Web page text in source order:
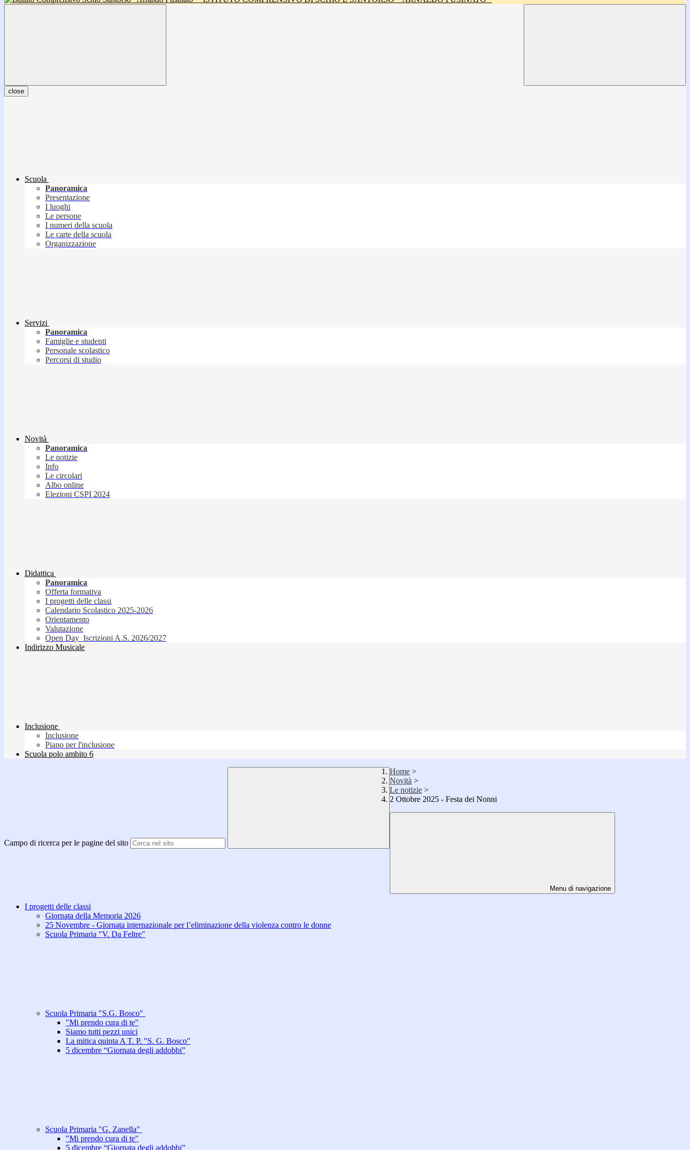
close
Scuola
Panoramica
Presentazione
I luoghi
Le persone
I numeri della scuola
Le carte della scuola
Organizzazione
Servizi
Panoramica
Famiglie e studenti
Personale scolastico
Percorsi di studio
Novità
Panoramica
Le notizie
Info
Le circolari
Albo online
Elezioni CSPI 2024
Didattica
Panoramica
Offerta formativa
I progetti delle classi
Calendario Scolastico 2025-2026
Orientamento
Valutazione
Open Day_Iscrizioni A.S. 2026/2027
Indirizzo Musicale
Inclusione
Inclusione
Piano per l'inclusione
Scuola polo ambito 6
Campo di ricerca per le pagine del sito
Home >
Novità >
Le notizie >
2 Ottobre 2025 - Festa dei Nonni
Menu di navigazione
I progetti delle classi
Giornata della Memoria 2026
25 Novembre - Giornata internazionale per l’eliminazione della violenza contro le donne
Scuola Primaria "V. Da Feltre"
Scuola Primaria "S.G. Bosco"
"Mi prendo cura di te"
Siamo tutti pezzi unici
La mitica quinta A T. P. "S. G. Bosco"
5 dicembre “Giornata degli addobbi”
Scuola Primaria "G. Zanella"
"Mi prendo cura di te"
5 dicembre “Giornata degli addobbi”